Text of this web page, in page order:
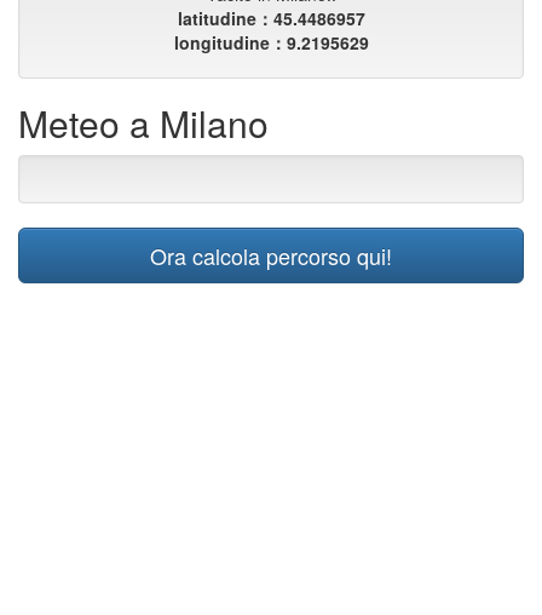
latitudine：45.4486957
longitudine：9.2195629
Meteo a Milano
Ora calcola percorso qui!